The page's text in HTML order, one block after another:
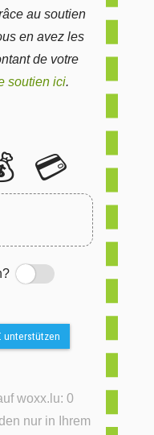
au soutien
en avez les
de votre
soutien ici.
💳
unterstützen
woxx.lu: 0
nur in Ihrem